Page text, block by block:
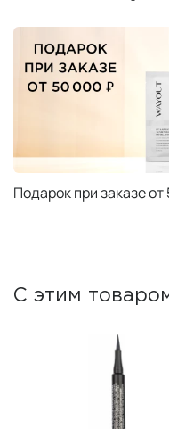
Подарок при заказе
С этим